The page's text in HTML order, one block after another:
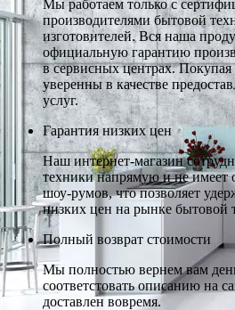
Мы работаем только с
производителями бытовой
изготовителей. Вся наша
официальную гарантию
в сервисных центрах.
уверенны в качестве
услуг.
Гарантия низких цен
Наш интернет-магазин
техники напрямую и не
шоу-румов, что позволяет
низких цен на рынке бытовой
Полный возврат стоимости
Мы полностью вернем вам
соответстовать описанию на
доставлен вовремя.